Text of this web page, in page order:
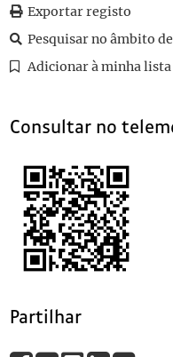
042
Sem título
044
045 Sem título
Exportar registo
Pesquisar no âmbito
Adicionar à minha lista
Consultar no
Partilhar